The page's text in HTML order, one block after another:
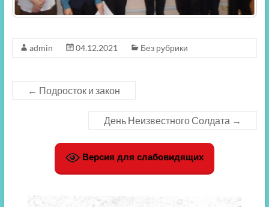
admin 04.12.2021 Без рубрики
← Подросток и закон
День Неизвестного Солдата →
Версия для слабовидящих